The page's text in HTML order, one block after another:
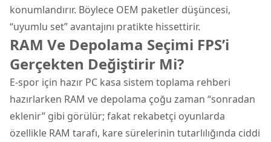
konumlandırır. Böylece OEM paketler düşüncesi,
“uyumlu set” avantajını pratikte hissettirir.
RAM Ve Depolama Seçimi FPS’i
Gerçekten Değiştirir Mi?
E-spor için hazır PC kasa sistem toplama rehberi
hazırlarken RAM ve depolama çoğu zaman “sonradan
eklenir” gibi görülür; fakat rekabetçi oyunlarda
özellikle RAM tarafı, kare sürelerinin tutarlılığında ciddi